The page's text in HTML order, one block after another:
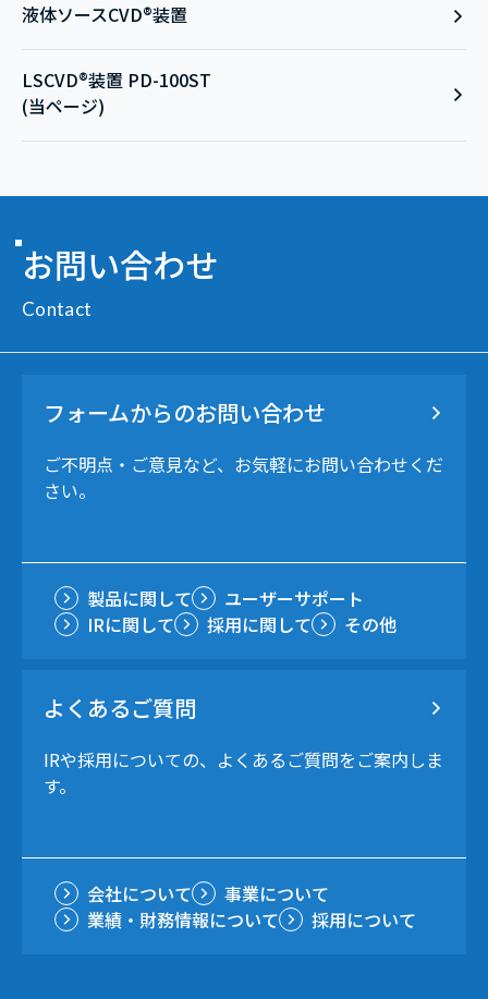
液体ソースCVD®装置
LSCVD®装置 PD-100ST
(当ページ)
お問い合わせ
Contact
フォームからのお問い合わせ
ご不明点・ご意見など、お気軽にお問い合わせくだ
さい。
製品に関して
ユーザーサポート
IRに関して
採用に関して その他
よくあるご質問
IRや採用についての、よくあるご質問をご案内しま
す。
会社について
事業について
業績・財務情報について
採用について